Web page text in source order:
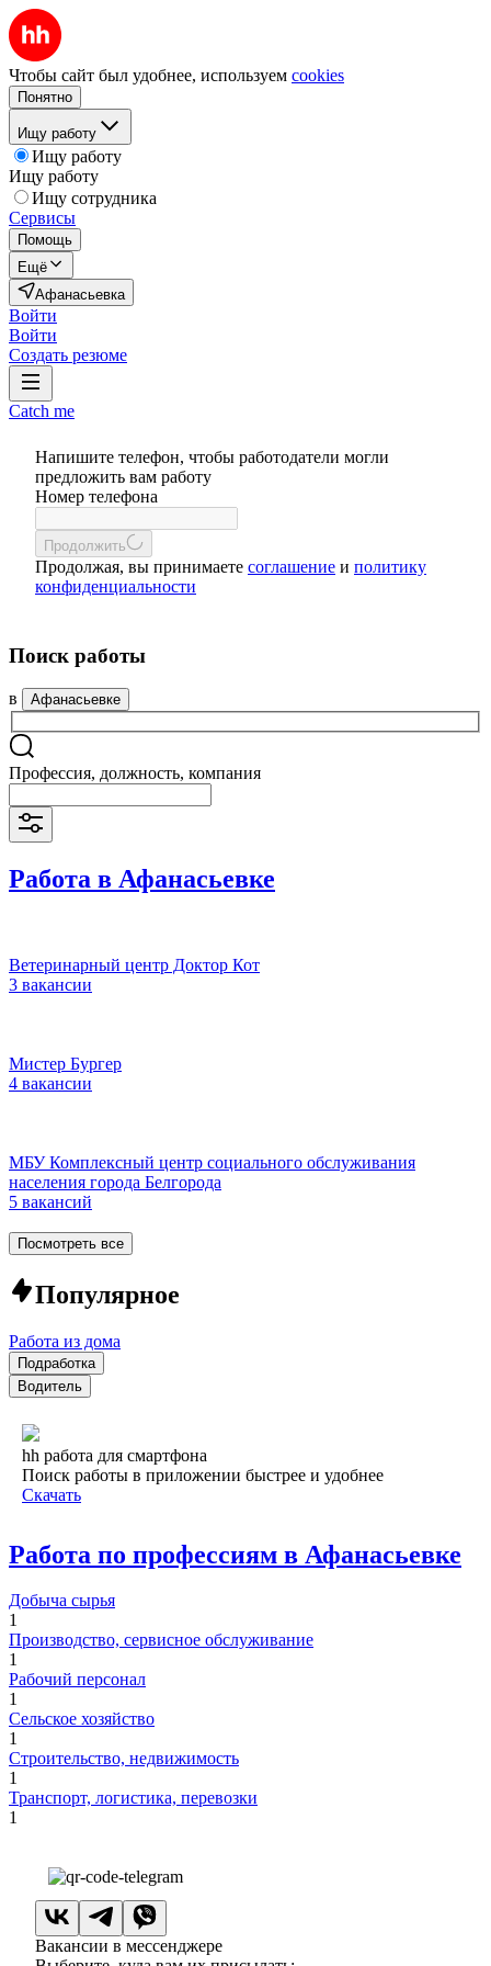
Чтобы сайт был удобнее, используем cookies
Понятно
Ищу работу
Ищу работу
Ищу работу
Ищу сотрудника
Сервисы
Помощь
Ещё
Афанасьевка
Войти
Войти
Создать резюме
Catch me
Напишите телефон, чтобы работодатели могли
предложить вам работу
Номер телефона
Продолжить
Продолжая, вы принимаете соглашение и политику
конфиденциальности
Поиск работы
в Афанасьевке
Профессия, должность, компания
Работа в Афанасьевке
Ветеринарный центр Доктор Кот
3 вакансии
Мистер Бургер
4 вакансии
МБУ Комплексный центр социального обслуживания
населения города Белгорода
5 вакансий
Посмотреть все
Популярное
Работа из дома
Подработка
Водитель
hh работа для смартфона
Поиск работы в приложении быстрее и удобнее
Скачать
Работа по профессиям в Афанасьевке
Добыча сырья
1
Производство, сервисное обслуживание
1
Рабочий персонал
1
Сельское хозяйство
1
Строительство, недвижимость
1
Транспорт, логистика, перевозки
1
Вакансии в мессенджере